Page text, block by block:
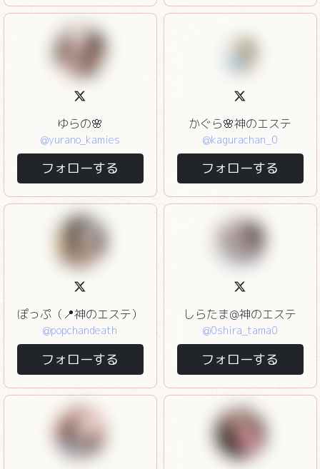
ゆらの🌸
@yurano_kamies
フォローする
かぐら🌸神のエステ
@kagurachan_0
フォローする
ぽっぷ（📍神のエステ）
@popchandeath
フォローする
しらたま@神のエステ
@0shira_tama0
フォローする